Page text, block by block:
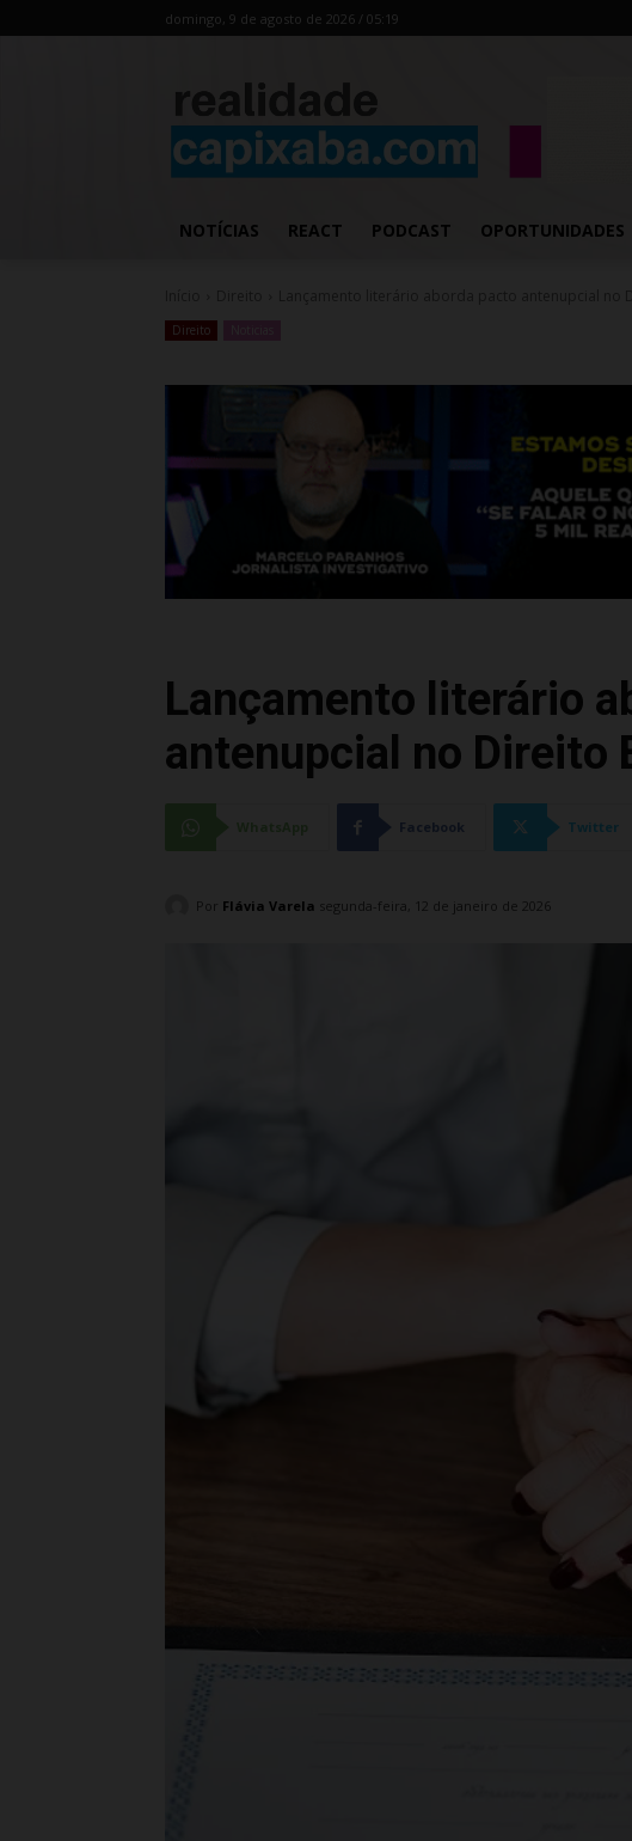
domingo, 9 de agosto de 2026 / 05:19
NOTÍCIAS REACT PODCAST OPORTUNIDADES
Direito
Lançamento literário
antenupcial no Direito
Facebook Twitter
Por Flávia Varela segunda-feira, 12 de janeiro de 2026